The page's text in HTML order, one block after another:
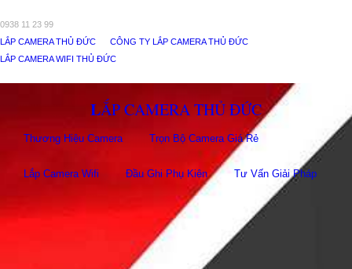
0938 11 23 99
LẮP CAMERA THỦ ĐỨC
CÔNG TY LẮP CAMERA THỦ ĐỨC
LẮP CAMERA WIFI THỦ ĐỨC
LẮP CAMERA THỦ ĐỨC
Thương Hiệu Camera Trọn Bộ Camera Giá Rẻ
Lắp Camera Wifi Đầu Ghi Phụ Kiên Tư Vấn Giải Pháp